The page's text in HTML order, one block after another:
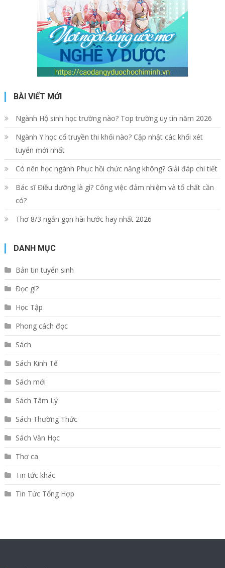
BÀI VIẾT MỚI
Ngành Hộ sinh học trường nào? Top trường uy tín năm 2026
Ngành Y học cổ truyền thi khối nào? Cập nhật các khối xét
tuyển mới nhất
Có nên học ngành Phục hồi chức năng không? Giải đáp chi tiết
Bác sĩ Điều dưỡng là gì? Công việc đảm nhiệm và tố chất cần
có?
Thơ 8/3 ngắn gọn hài hước hay nhất 2026
DANH MỤC
Bản tin tuyển sinh
Đọc gì?
Học Tập
Phong cách đọc
Sách
Sách Kinh Tế
Sách mới
Sách Tâm Lý
Sách Thường Thức
Sách Văn Học
Thơ ca
Tin tức khác
Tin Tức Tổng Hợp